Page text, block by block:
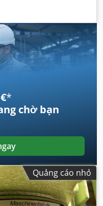
*
chờ bạn
Quảng cáo nhỏ